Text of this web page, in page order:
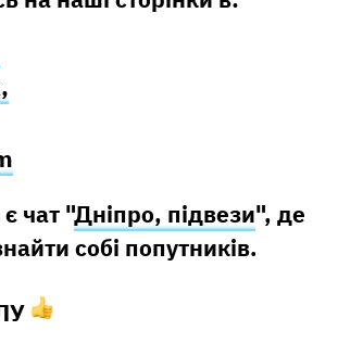
чат "Дніпро, підвези", де
собі попутників.